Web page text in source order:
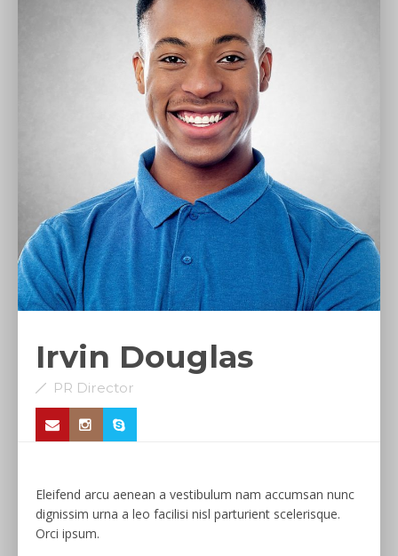
Irvin Douglas
PR Director
Eleifend arcu aenean a vestibulum nam accumsan nunc
dignissim urna a leo facilisi nisl parturient scelerisque.
Orci ipsum.